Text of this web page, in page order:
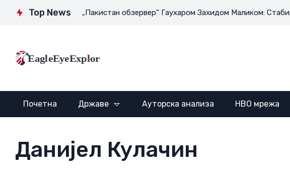
Top News
листа „Пакистан обзервер“ Гаухаром Захидом Маликом: Стабилна
EagleEyeExplore
Почетна Државе Ауторска анализа НВО мрежа
Данијел Кулачин